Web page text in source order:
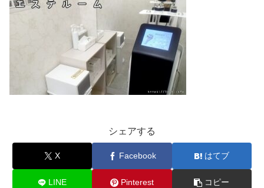
シェアする
X Facebook はてブ
LINE Pinterest コピー